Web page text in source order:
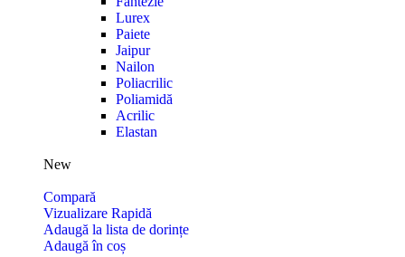
Lurex
Paiete
Jaipur
Nailon
Poliacrilic
Poliamidă
Acrilic
Elastan
New
Compară
Vizualizare Rapidă
Adaugă la lista de dorințe
Adaugă în coș